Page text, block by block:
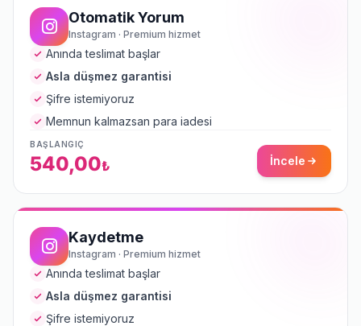
Otomatik Yorum
Instagram · Premium hizmet
Anında teslimat başlar
Asla düşmez garantisi
Şifre istemiyoruz
Memnun kalmazsan para iadesi
BAŞLANGIÇ
540,00₺ İncele
Kaydetme
Instagram · Premium hizmet
Anında teslimat başlar
Asla düşmez garantisi
Şifre istemiyoruz